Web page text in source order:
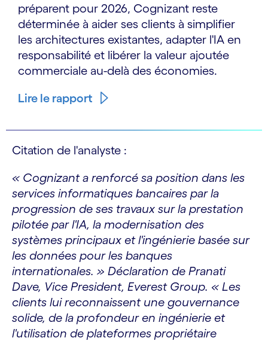
préparent pour 2026, Cognizant reste
déterminée à aider ses clients à simplifier
les architectures existantes, adapter l'IA en
responsabilité et libérer la valeur ajoutée
commerciale au-delà des économies.
Lire le rapport
Citation de l'analyste :
« Cognizant a renforcé sa position dans les
services informatiques bancaires par la
progression de ses travaux sur la prestation
pilotée par l'IA, la modernisation des
systèmes principaux et l'ingénierie basée sur
les données pour les banques
internationales. » Déclaration de Pranati
Dave, Vice President, Everest Group. « Les
clients lui reconnaissent une gouvernance
solide, de la profondeur en ingénierie et
l'utilisation de plateformes propriétaire